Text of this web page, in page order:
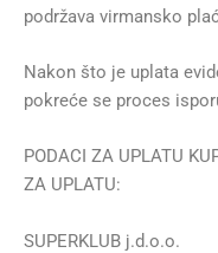
podržava virmansko
Nakon što je uplata
pokreće se proces
PODACI ZA UPLATU
ZA UPLATU:
SUPERKLUB j.d.o.o.